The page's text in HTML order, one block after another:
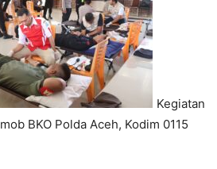
Kegiatan
BKO Polda Aceh, Kodim 0115